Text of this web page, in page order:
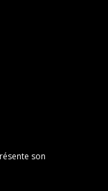
son